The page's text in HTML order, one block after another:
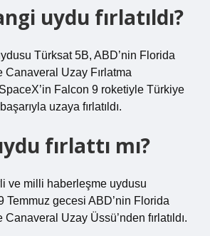
uydu fırlatıldı?
Türksat 5B, ABD’nin Florida
Uzay Fırlatma
Falcon 9 roketiyle Türkiye
uzaya fırlatıldı.
fırlattı mı?
ve milli haberleşme uydusu
Temmuz gecesi ABD’nin Florida
Uzay Üssü’nden fırlatıldı.